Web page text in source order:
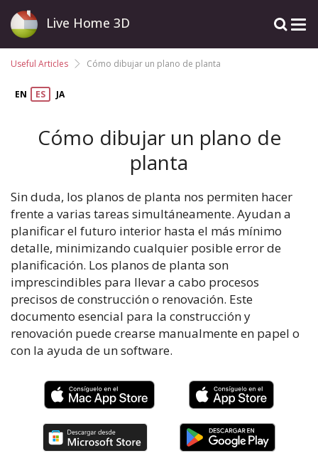
Live Home 3D
Useful Articles Cómo dibujar un plano de planta
EN ES JA
Cómo dibujar un plano de
planta
Sin duda, los planos de planta nos permiten hacer
frente a varias tareas simultáneamente. Ayudan a
planificar el futuro interior hasta el más mínimo
detalle, minimizando cualquier posible error de
planificación. Los planos de planta son
imprescindibles para llevar a cabo procesos
precisos de construcción o renovación. Este
documento esencial para la construcción y
renovación puede crearse manualmente en papel o
con la ayuda de un software.